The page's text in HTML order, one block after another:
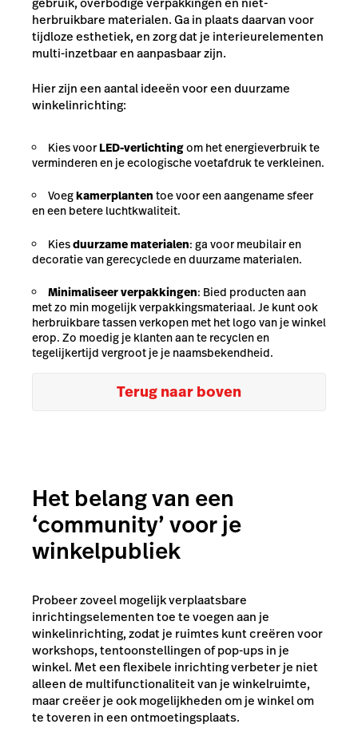
herbruikbare materialen. Ga in plaats daarvan voor
tijdloze esthetiek, en zorg dat je interieurelementen
multi-inzetbaar en aanpasbaar zijn.
Hier zijn een aantal ideeën voor een duurzame
winkelinrichting:
Kies voor LED-verlichtingom het energieverbruik te
verminderen en je ecologische voetafdruk te verkleinen.
Voegkamerplanten toe voor een aangename sfeer
en een betere luchtkwaliteit.
Kiesduurzame materialen: ga voor meubilair en
decoratie van gerecyclede en duurzame materialen.
Minimaliseer verpakkingen: Bied producten aan
met zo min mogelijk verpakkingsmateriaal. Je kunt ook
herbruikbare tassen verkopen met het logo van je winkel
erop. Zo moedig je klanten aan te recyclen en
tegelijkertijd vergroot je je naamsbekendheid.
Terug naar boven
Het belang van een
‘community’ voor je
winkelpubliek
Probeer zoveel mogelijk verplaatsbare
inrichtingselementen toe te voegen aan je
winkelinrichting, zodat je ruimtes kunt creëren voor
workshops, tentoonstellingen of pop-ups in je
winkel. Met een flexibele inrichting verbeter je niet
alleen de multifunctionaliteit van je winkelruimte,
maar creëer je ook mogelijkheden om je winkel om
te toveren in een ontmoetingsplaats.